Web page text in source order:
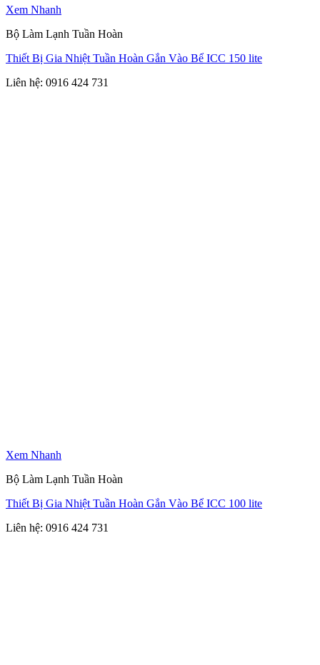
Xem Nhanh
Bộ Làm Lạnh Tuần Hoàn
Thiết Bị Gia Nhiệt Tuần Hoàn Gắn Vào Bể ICC 150 lite
Liên hệ: 0916 424 731
Xem Nhanh
Bộ Làm Lạnh Tuần Hoàn
Thiết Bị Gia Nhiệt Tuần Hoàn Gắn Vào Bể ICC 100 lite
Liên hệ: 0916 424 731